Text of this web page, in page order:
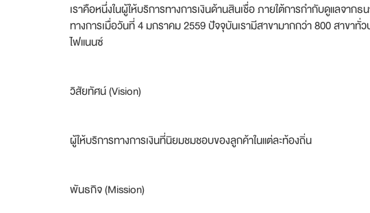
เราคือหนึ่งในผู้ให้บริการทางการเงินด้านสินเชื่อ ภายใต้การกำกับดูแลจาก
ทางการเมื่อวันที่ 4 มกราคม 2559 ปัจจุบันเรามีสาขามากกว่า 800 สาขาทั่
ไฟแนนซ์
วิสัยทัศน์ (Vision)
ผู้ให้บริการทางการเงินที่นิยมชมชอบของลูกค้าในแต่ละท้องถิ่น
พันธกิจ (Mission)